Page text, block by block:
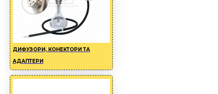
ДИФУЗОРИ, КОНЕКТОРИ ТА
АДАПТЕРИ